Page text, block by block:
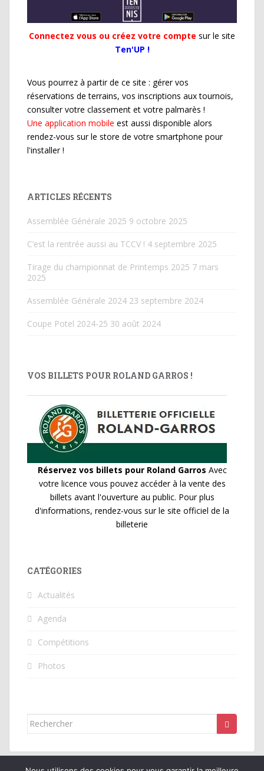
Connectez vous ou créez votre compte sur le site
Ten'UP !
Vous pourrez à partir de ce site : gérer vos
réservations de terrains, vos inscriptions aux tournois,
consulter votre classement et votre palmarès !
Une application mobile est aussi disponible alors
rendez-vous sur le store de votre smartphone pour
l'installer !
ARTICLES RÉCENTS
Assemblée Générale 2025 9 octobre 2025
C’est la rentrée aussi au TCCV ! 4 septembre 2025
Tirage du championnat de Printemps 2025 7 mars
2025
Assemblée Générale 2024 23 septembre 2024
Coupe Potel 2024-25 30 août 2024
VOS BILLETS POUR ROLAND GARROS !
Réservez vos billets pour Roland Garros Avec
votre licence vous pouvez accéder à la vente des
billets avant l'ouverture au public. Pour plus
d'informations, rendez-vous sur le site officiel de la
billeterie
CATÉGORIES
Actualités
Agenda
Compétitions
Photos
Rechercher...